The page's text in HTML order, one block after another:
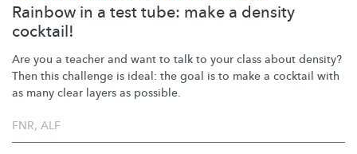
Rainbow in a test tube: make a density
cocktail!
Are you a teacher and want to talk to your class about density?
Then this challenge is ideal: the goal is to make a cocktail with
as many clear layers as possible.
FNR, ALF